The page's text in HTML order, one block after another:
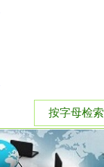
按字母检索